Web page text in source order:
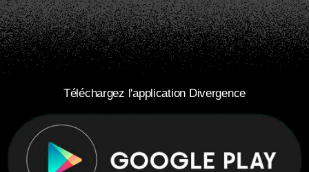
Téléchargez l'application Divergence